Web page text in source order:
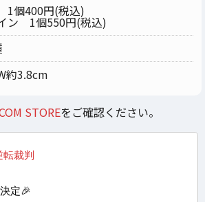
個400円(税込)
ン 1個550円(税込)
約3.8cm
STOREをご確認ください。
転裁判
定🎉